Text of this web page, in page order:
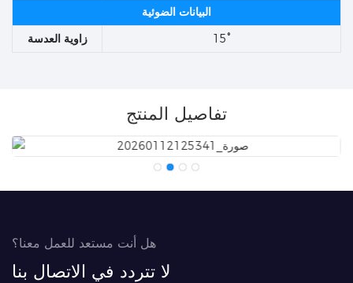
البيانات الضوئية
زاوية العدسة
15°
تفاصيل المنتج
هل أنت مستعد للعمل معنا؟
لا تتردد في الاتصال بنا